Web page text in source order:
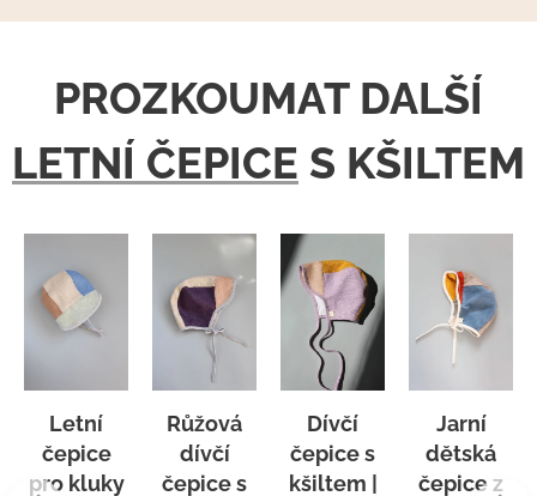
PROZKOUMAT DALŠÍ
LETNÍ ČEPICE S KŠILTEM
Letní
čepice
pro kluky
Růžová
dívčí
čepice s
Dívčí
čepice s
kšiltem |
Jarní
dětská
čepice z